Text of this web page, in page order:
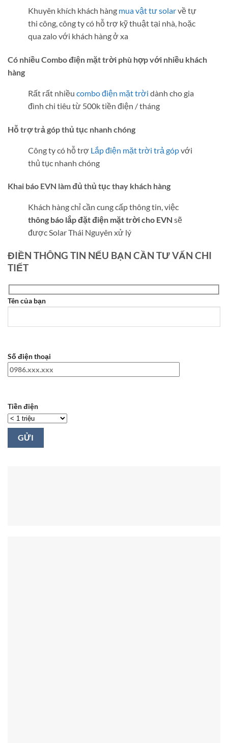
Khuyên khích khách hàng mua vật tư solarvề tự
thi công, công ty có hỗ trợ kỹ thuật tại nhà, hoặc
qua zalo với khách hàng ở xa
Có nhiều Combo điện mặt trời phù hợp với nhiều khách
hàng
Rất rất nhiều combo điện mặt trời dành cho gia
đình chi tiêu từ 500k tiền điện / tháng
Hỗ trợ trả góp thủ tục nhanh chóng
Công ty có hỗ trợ Lắp điện mặt trời trả gópvới
thủ tục nhanh chóng
Khai báo EVN làm đủ thủ tục thay khách hàng
Khách hàng chỉ cần cung cấp thông tin, việc
thông báo lắp đặt điện mặt trời cho EVN sẽ
được Solar Thái Nguyên xử lý
ĐIỀN THÔNG TIN NẾU BẠN CẦN TƯ VẤN CHI
TIẾT
Tên của bạn
Số điện thoại
Tiền điện